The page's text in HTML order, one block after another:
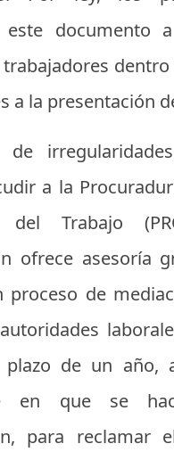
este documento
a la presentación
de
a la
del Trabajo
ofrece asesoría
proceso de
plazo de un año,
en que se
para reclamar